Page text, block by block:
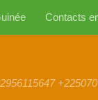
Contacts